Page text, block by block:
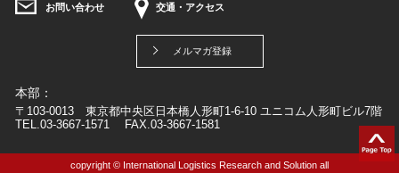
お問い合わせ 交通・アクセス
メルマガ登録
本部：
〒103-0013 東京都中央区日本橋人形町1-6-10 ユニコム人形町ビル7階
TEL.03-3667-1571 FAX.03-3667-1581
copyright © International Logistics Research and Solution all